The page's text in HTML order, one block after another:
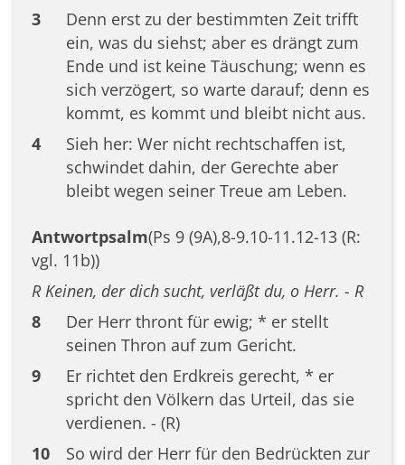
3
Denn erst zu der bestimmten Zeit trifft
ein, was du siehst; aber es drängt zum
Ende und ist keine Täuschung; wenn es
sich verzögert, so warte darauf; denn es
kommt, es kommt und bleibt nicht aus.
4
Sieh her: Wer nicht rechtschaffen ist,
schwindet dahin, der Gerechte aber
bleibt wegen seiner Treue am Leben.
Antwortpsalm(Ps 9 (9A),8-9.10-11.12-13 (R:
vgl. 11b))
R Keinen, der dich sucht, verläßt du, o Herr. - R
8
Der Herr thront für ewig; * er stellt
seinen Thron auf zum Gericht.
9
Er richtet den Erdkreis gerecht, * er
spricht den Völkern das Urteil, das sie
verdienen. - (R)
10
So wird der Herr für den Bedrückten zur